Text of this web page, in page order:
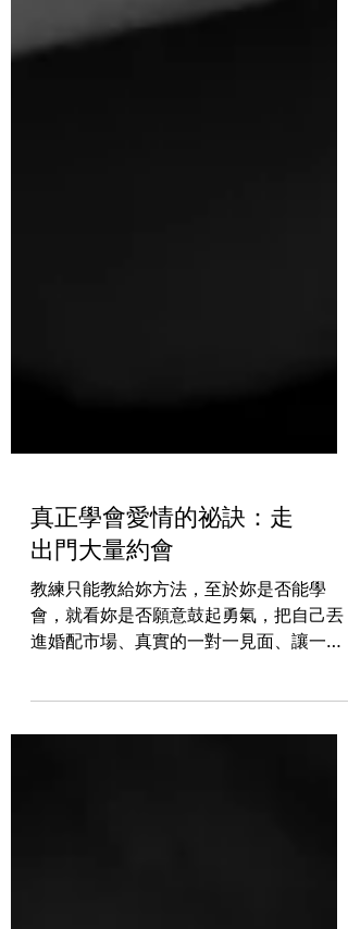
真正學會愛情的祕訣：走
出門大量約會
教練只能教給妳方法，至於妳是否能學
會，就看妳是否願意鼓起勇氣，把自己丟
位有生命故事的男士，坐在妳面前，當妳
的老師。